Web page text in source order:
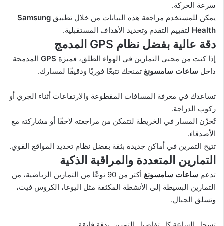
سرعة الحركة.
يمكن للمستخدم مراجعة هذه البيانات من خلال تطبيق Samsung
Health لتقييم التقدم وتحديد الأهداف المستقبلية.
دقة عالية بفضل نظام GPS المدمج
إذا كنت من محبي التمارين في الهواء الطلق، فميزة GPS المدمجة
داخل ساعات سامسونغ تمنحك تتبعًا فوريًا ودقيقًا لمسارك.
تساعدك في معرفة المسافات المقطوعة والارتفاعات أثناء الجري أو
ركوب الدراجة.
تُخزّن المسار في الخريطة لتتمكن من مراجعته لاحقًا أو مشاركته مع
الأصدقاء.
تتيح التمرين في أماكن جديدة بثقة بفضل نظام تحديد المواقع القوي.
التمارين المتعددة والمراقبة الذكية
تدعم ساعات سامسونغ
أكثر من 90 نوعًا من التمارين الرياضية، من
التمارين البسيطة إلى الأنشطة المكثفة مثل اليوغا، الكروس فيت،
وتسلق الجبال.